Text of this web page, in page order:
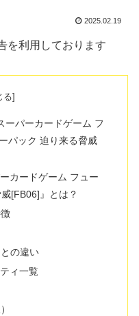
2025.02.19
を利用しております
ーパーカードゲーム フ
パック 迫り来る脅威
カードゲーム フュー
[FB06]』とは？
の違い
ィ一覧